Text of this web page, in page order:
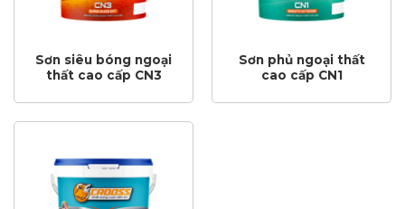
Sơn siêu bóng ngoại
thất cao cấp CN3
Sơn phủ ngoại thất
cao cấp CN1